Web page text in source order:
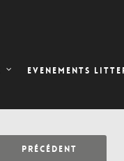
EVENEMENTS
PRÉCÉDENT